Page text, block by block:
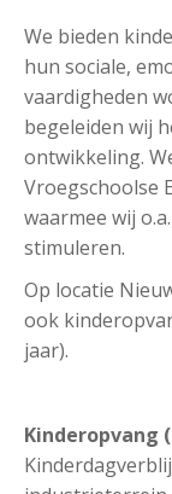
We bieden
hun sociale,
vaardigheden
begeleiden wij
ontwikkeling.
Vroegschoolse
waarmee wij
stimuleren.
Op locatie
ook
jaar).
Kinderopvang